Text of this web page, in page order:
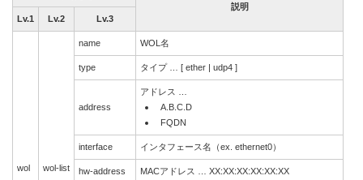
説明
Lv.1
Lv.2 Lv.3
wol wol-list
name WOL名
type タイプ … [ ether | udp4 ]
address
アドレス …
A.B.C.D
FQDN
interface インタフェース名（ex. ethernet0）
hw-address MACアドレス … XX:XX:XX:XX:XX:XX